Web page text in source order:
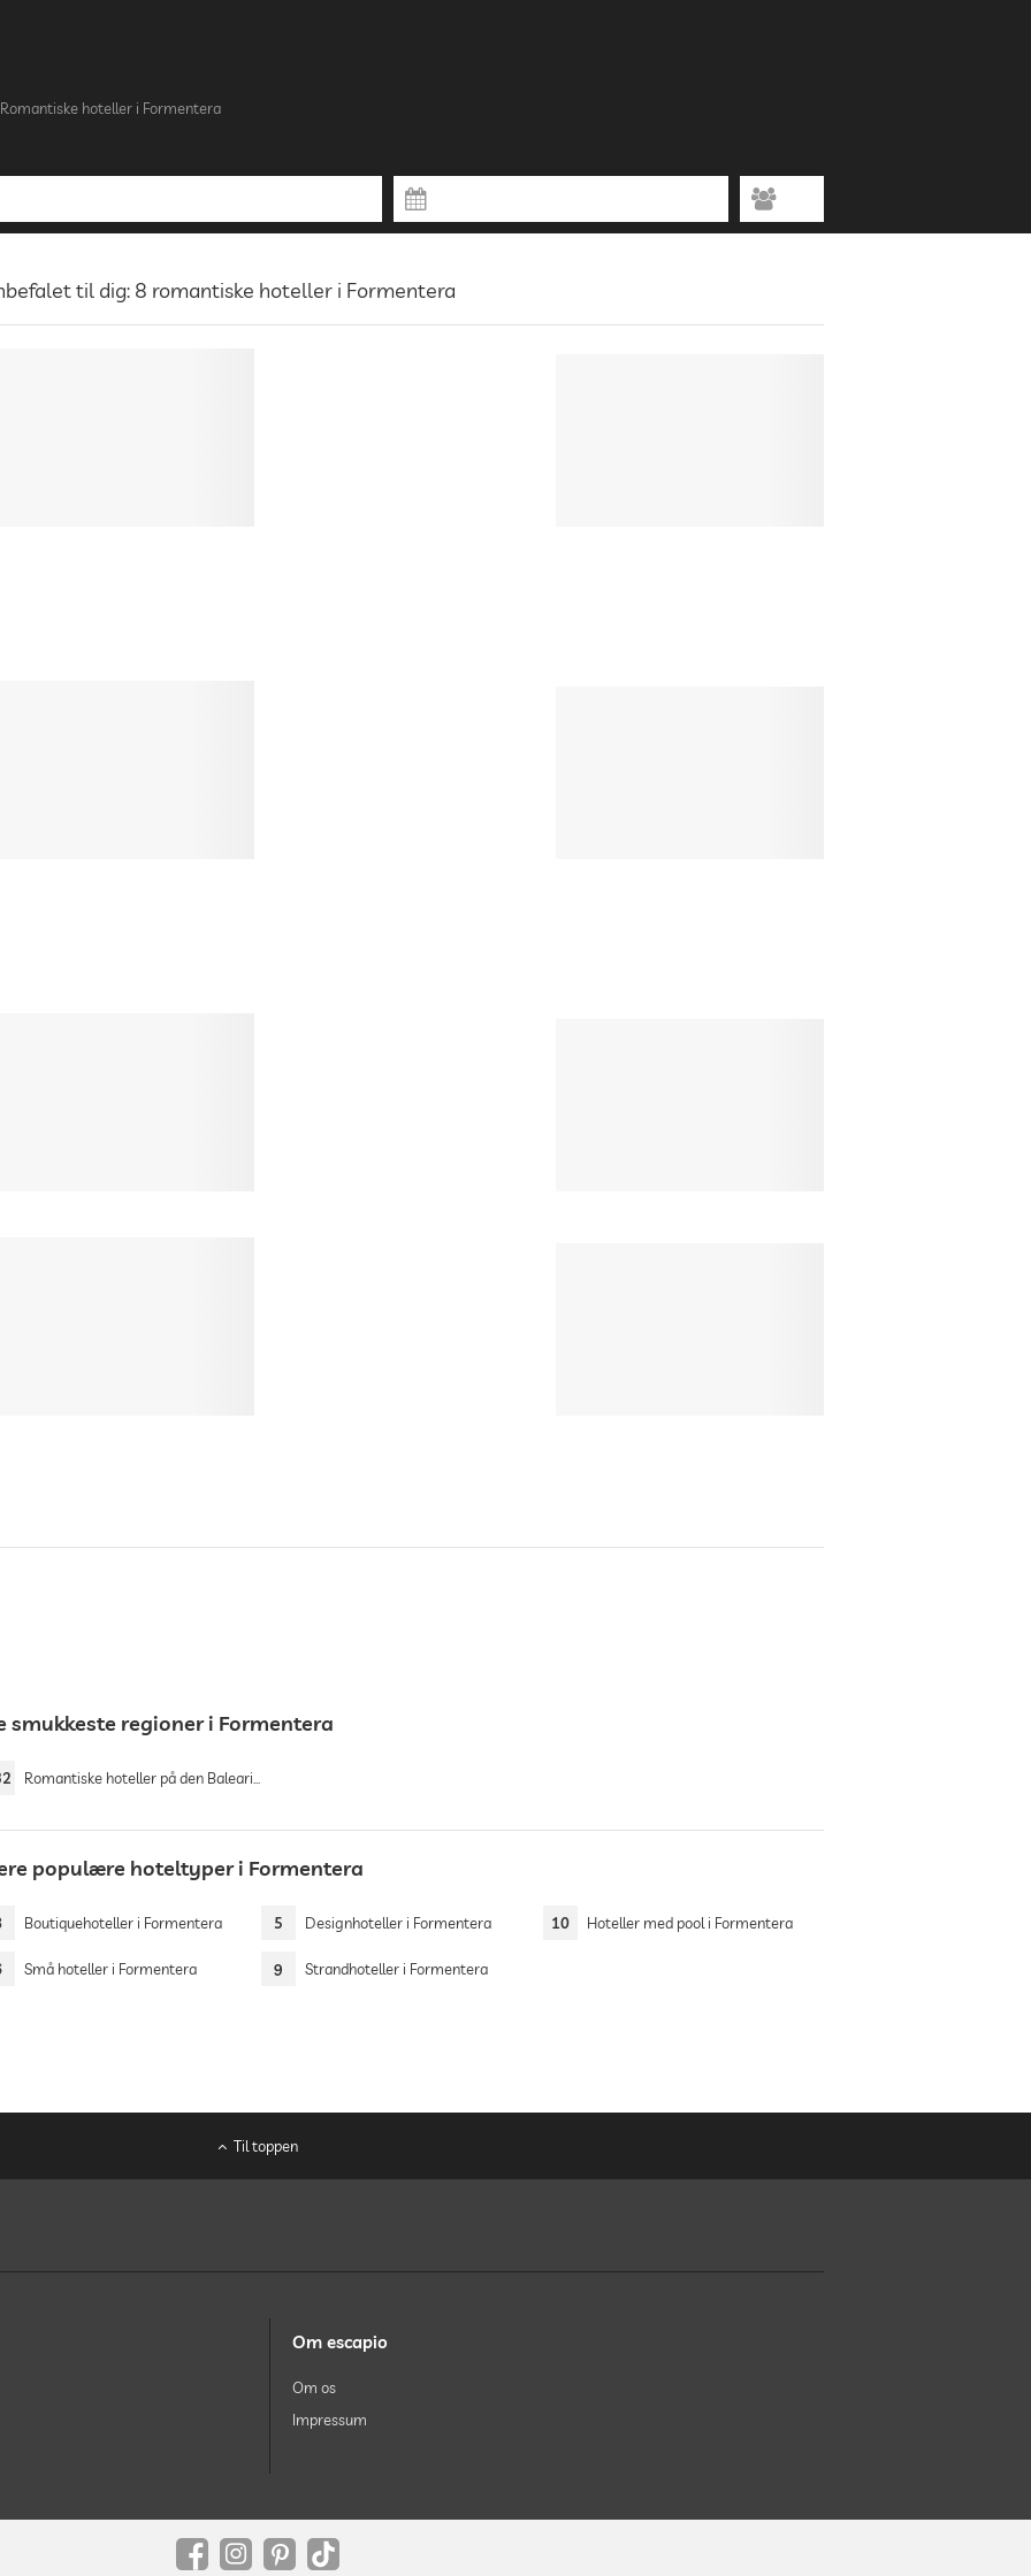
Romantiske hoteller i Formentera
til dig: 8 romantiske hoteller i Formentera
smukkeste regioner i Formentera
Romantiske hoteller på den Baleariske øer
populære hoteltyper i Formentera
Boutiquehoteller i Formentera 5 Designhoteller i Formentera 10 Hoteller med pool i Formentera
Små hoteller i Formentera 9 Strandhoteller i Formentera
Til toppen
Om escapio
Om os
Impressum